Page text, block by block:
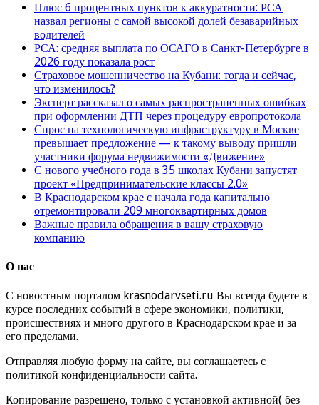
Плюс 6 процентных пунктов к аккуратности: РСА
назвал регионы с самой высокой долей безаварийных
водителей
РСА: средняя выплата по ОСАГО в Санкт-Петербурге в
2026 году показала рост
Страховое мошенничество на Кубани: тогда и сейчас,
что изменилось?
Эксперт рассказал о самых распространенных ошибках
при оформлении ДТП через процедуру европротокола
Спрос на технологическую инфраструктуру в Москве
превышает предложение — к такому выводу пришли
участники форума недвижимости «Движение»
С нового учебного года в 35 школах Кубани запустят
проект «Предпринимательские классы 2.0»
В Краснодарском крае с начала года капитально
отремонтировали 209 многоквартирных домов
Важные правила обращения в вашу страховую
компанию
О нас
С новостным порталом krasnodarvseti.ru Вы всегда будете в
курсе последних событий в сфере экономики, политики,
происшествиях и много другого в Краснодарском крае и за
его пределами.
Отправляя любую форму на сайте, вы соглашаетесь с
политикой конфиденциальности сайта.
Копирование разрешено, только с установкой активной( без